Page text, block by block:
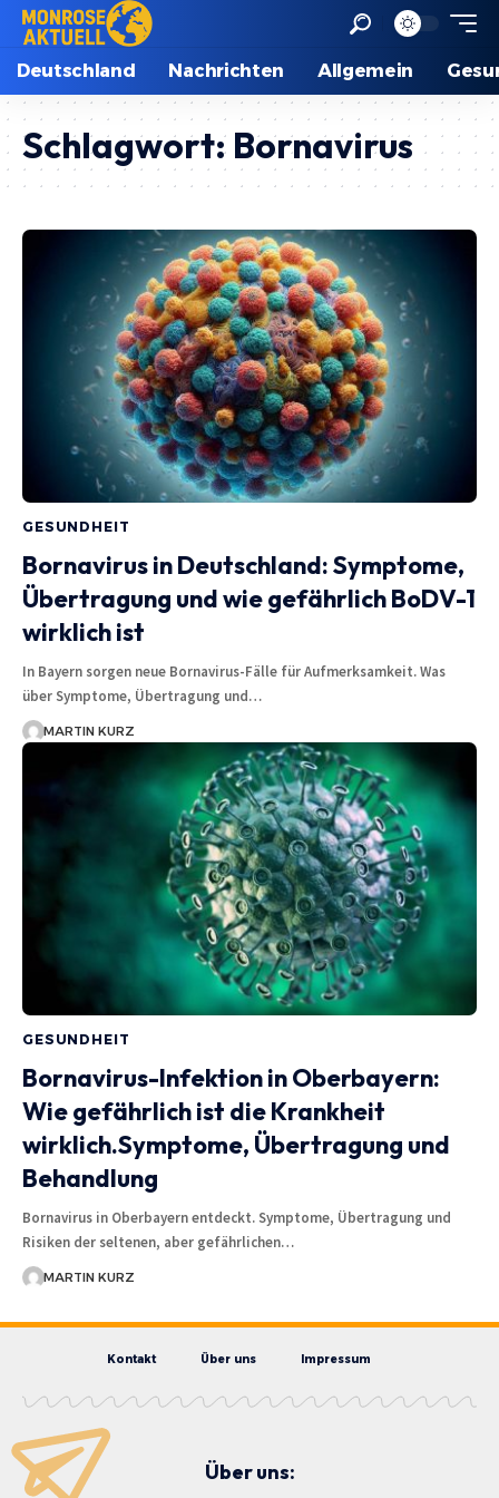
Deutschland Nachrichten Allgemein
Schlagwort: Bornavirus
GESUNDHEIT
Bornavirus in Deutschland: Symptome,
Übertragung und wie gefährlich BoDV-1
wirklich ist
In Bayern sorgen neue Bornavirus-Fälle für Aufmerksamkeit. Was
über Symptome, Übertragung und…
MARTIN KURZ
GESUNDHEIT
Bornavirus-Infektion in Oberbayern:
Wie gefährlich ist die Krankheit
wirklich.Symptome, Übertragung und
Behandlung
Bornavirus in Oberbayern entdeckt. Symptome, Übertragung und
Risiken der seltenen, aber gefährlichen…
MARTIN KURZ
Kontakt Über uns Impressum
Über uns: